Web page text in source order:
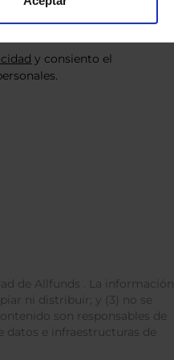
y consiento el
de Allfunds . La información
ni distribuir; y (3) no se
son responsables de
datos e infraestructuras de